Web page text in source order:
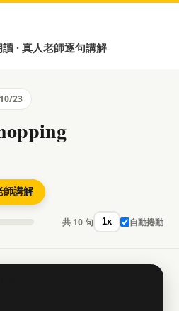
· 真人老師逐句講解
23
師講解
共 10 句 1x 自動捲動